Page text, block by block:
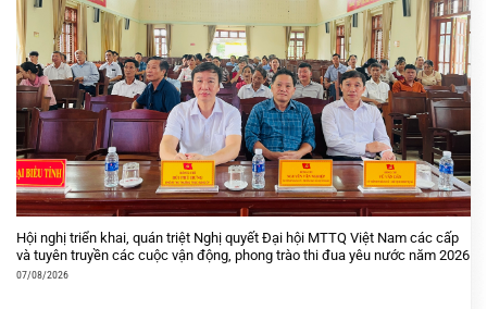
Hội nghị triển khai, quán triệt Nghị quyết Đại hội MTTQ Việt Nam các cấp
và tuyên truyền các cuộc vận động, phong trào thi đua yêu nước năm 2026
07/08/2026